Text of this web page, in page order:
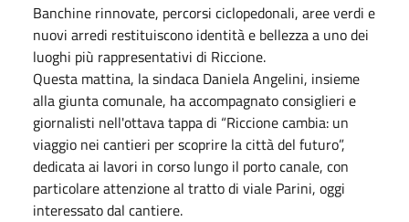
Banchine rinnovate, percorsi ciclopedonali, aree verdi e
nuovi arredi restituiscono identità e bellezza a uno dei
luoghi più rappresentativi di Riccione.
Questa mattina, la sindaca Daniela Angelini, insieme
alla giunta comunale, ha accompagnato consiglieri e
giornalisti nell'ottava tappa di “Riccione cambia: un
viaggio nei cantieri per scoprire la città del futuro”,
dedicata ai lavori in corso lungo il porto canale, con
particolare attenzione al tratto di viale Parini, oggi
interessato dal cantiere.